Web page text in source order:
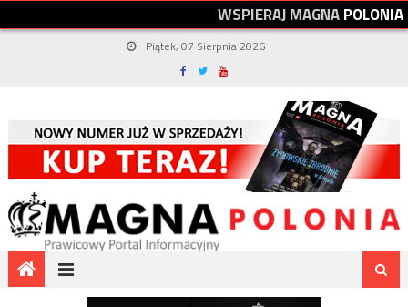
WSPIERAJMAGNAPOLONIA
Piątek, 07 Sierpnia 2026